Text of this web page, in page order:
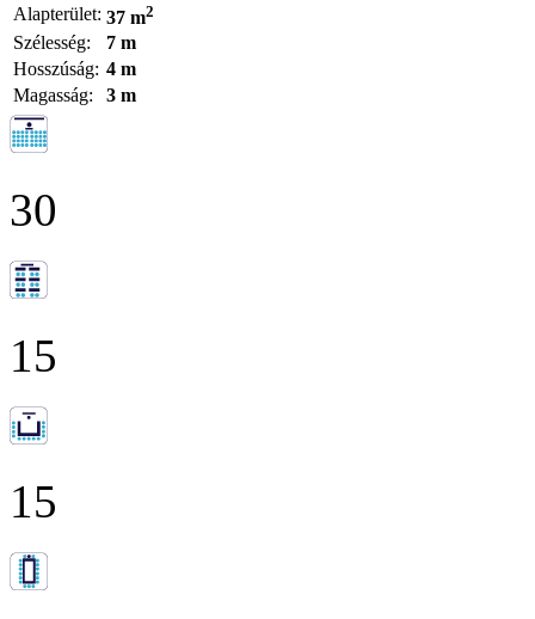
Alapterület: 37 m2
Szélesség:
7 m
Hosszúság: 4 m
Magasság:
3 m
30
15
15